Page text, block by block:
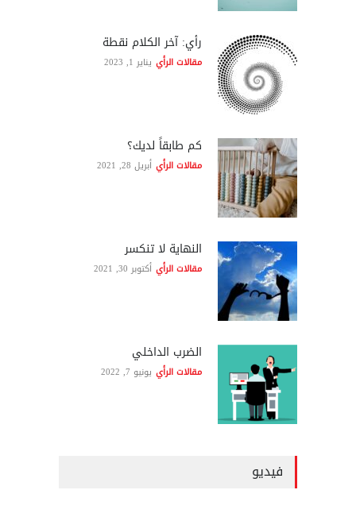
رأي: آخر الكلام نقطة
مقالات الرأي يناير 1, 2023
كم طابقاً لديك؟
مقالات الرأي أبريل 28, 2021
النهاية لا تنكسر
مقالات الرأي أكتوبر 30, 2021
الضرب الداخلي
مقالات الرأي يونيو 7, 2022
فيديو